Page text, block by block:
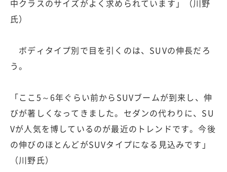
中クラスのサイズがよく求められています」（川野
氏）
ボディタイプ別で目を引くのは、SUVの伸長だろ
う。
「ここ5～6年ぐらい前からSUVブームが到来し、伸
びが著しくなってきました。セダンの代わりに、SU
Vが人気を博しているのが最近のトレンドです。今後
の伸びのほとんどがSUVタイプになる見込みです」
（川野氏）